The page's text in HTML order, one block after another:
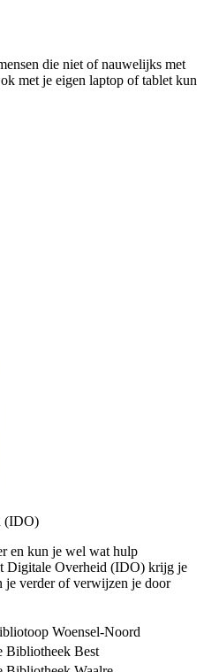
die niet of nauwelijks met
met je eigen laptop of tablet kun
(IDO)
en kun je wel wat hulp
Digitale Overheid (IDO) krijg je
je verder of verwijzen je door
Woensel-Noord
Bibliotheek Best